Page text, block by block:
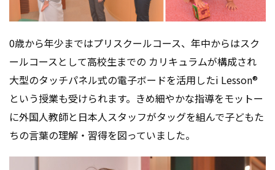
0歳から年少まではプリスクールコース、年中からはスク
ールコースとして高校生までの カリキュラムが構成され
大型のタッチパネル式の電子ボードを活用したi Lesson®
という授業も受けられます。きめ細やかな指導をモットー
に外国人教師と日本人スタッフがタッグを組んで子どもた
ちの言葉の理解・習得を図っていました。